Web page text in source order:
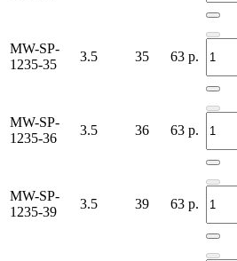
MW-SP-
1235-35
3.5 35 63 р.
MW-SP-
1235-36
3.5 36 63 р.
MW-SP-
1235-39
3.5 39 63 р.